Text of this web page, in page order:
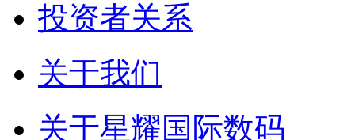
投资者关系
关于我们
关于星耀国际数码